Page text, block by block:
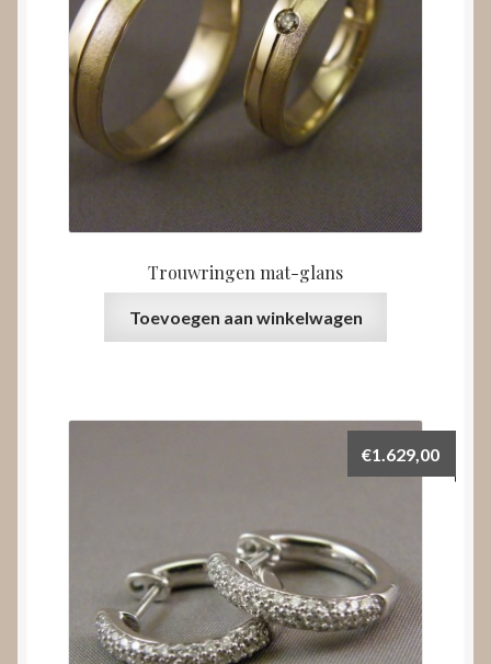
Trouwringen mat-glans
Toevoegen aan winkelwagen
€1.629,00